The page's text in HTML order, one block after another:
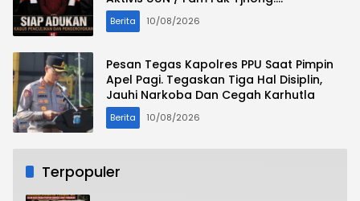
Masyarakat Menanti Keberanian Polda
Banten
Berita 10/08/2026
Pesan Tegas Kapolres PPU Saat Pimpin
Apel Pagi. Tegaskan Tiga Hal Disiplin,
Jauhi Narkoba Dan Cegah Karhutla
Berita 10/08/2026
Terpopuler